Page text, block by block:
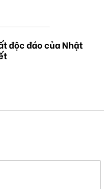
độc đáo của Nhật